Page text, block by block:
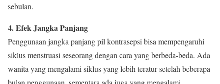
sebulan.
4. Efek Jangka Panjang
Penggunaan jangka panjang pil kontrasepsi bisa mempengaruhi
siklus menstruasi seseorang dengan cara yang berbeda-beda. Ada
wanita yang mengalami siklus yang lebih teratur setelah beberapa